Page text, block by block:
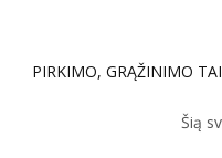
PIRKIMO, GRĄŽINIMO
Šią